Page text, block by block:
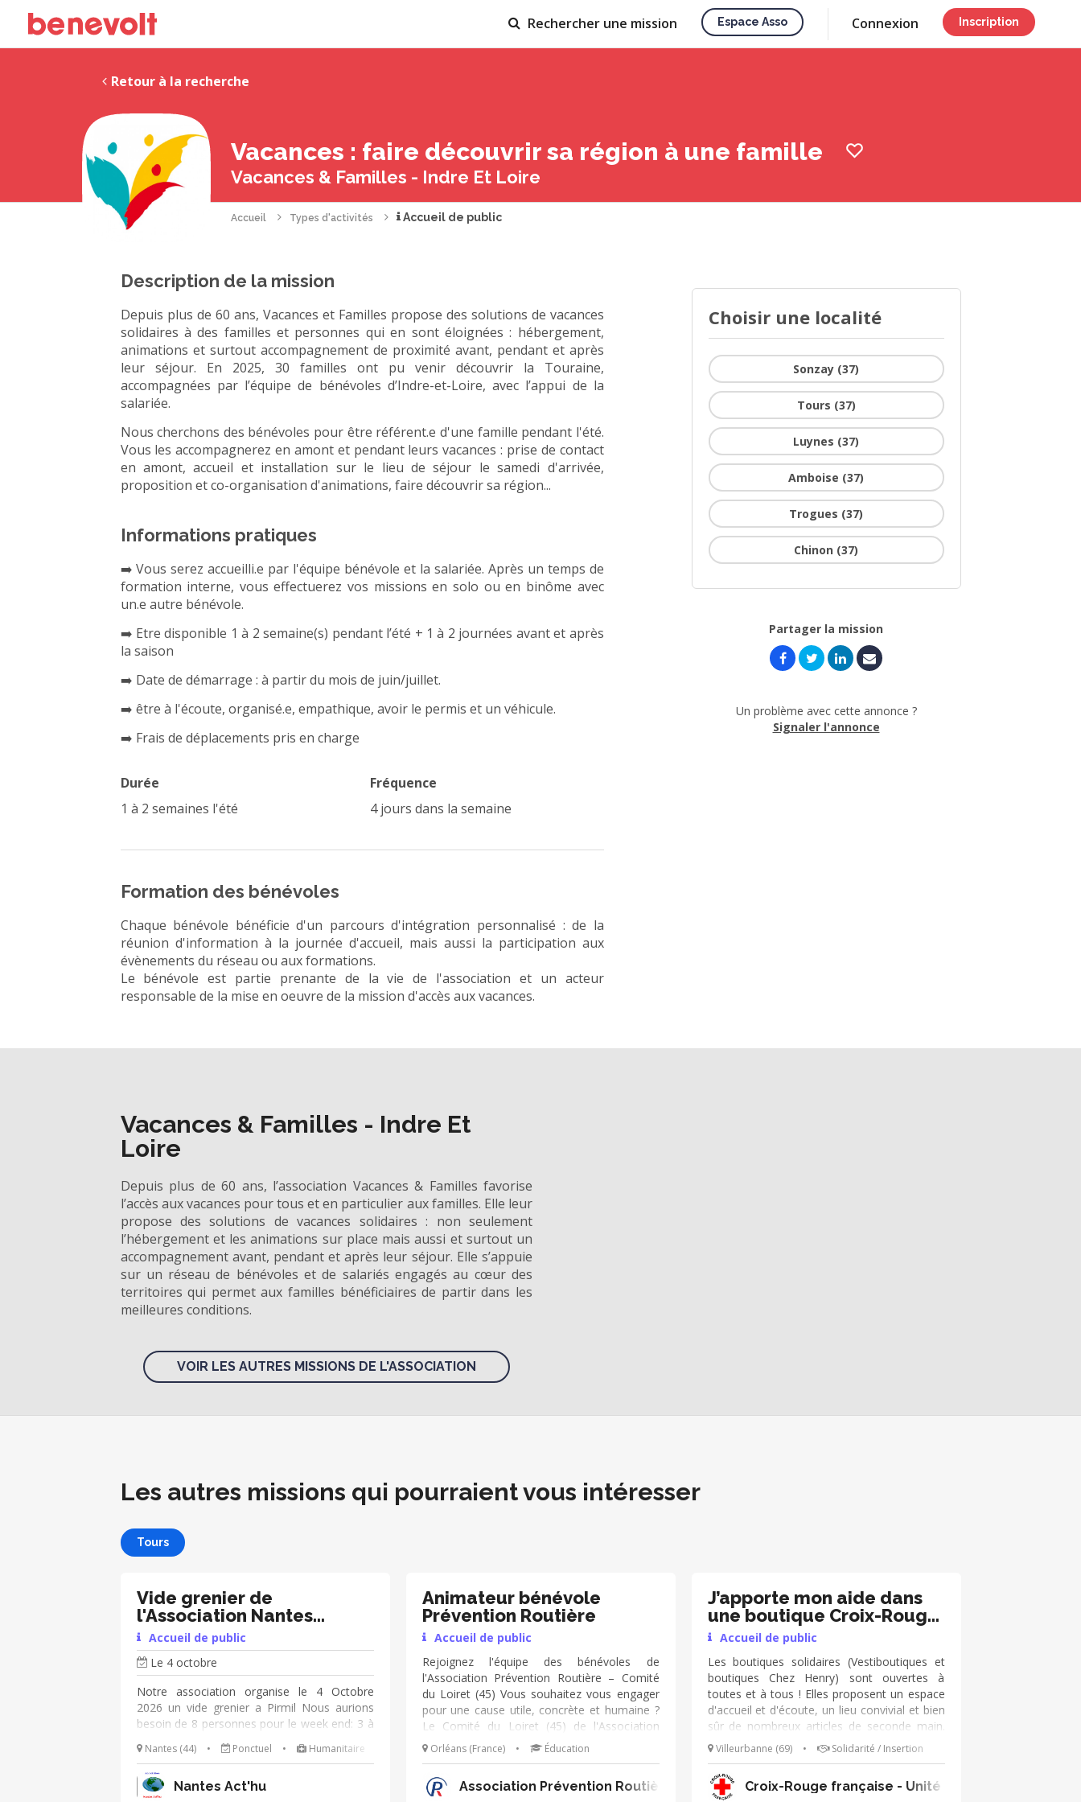
Rechercher une mission Espace Asso Connexion Inscription
Retour à la recherche
Vacances : faire découvrir sa région à une famille
Vacances & Familles - Indre Et Loire
Accueil Types d'activités Accueil de public
Description de la mission
Depuis plus de 60 ans, Vacances et Familles propose des solutions de vacances
solidaires à des familles et personnes qui en sont éloignées : hébergement,
animations et surtout accompagnement de proximité avant, pendant et après
leur séjour. En 2025, 30 familles ont pu venir découvrir la Touraine,
accompagnées par l’équipe de bénévoles d’Indre-et-Loire, avec l’appui de la
salariée.
Nous cherchons des bénévoles pour être référent.e d'une famille pendant l'été.
Vous les accompagnerez en amont et pendant leurs vacances : prise de contact
en amont, accueil et installation sur le lieu de séjour le samedi d'arrivée,
proposition et co-organisation d'animations, faire découvrir sa région...
Informations pratiques
➡️ Vous serez accueilli.e par l'équipe bénévole et la salariée. Après un temps de
formation interne, vous effectuerez vos missions en solo ou en binôme avec
un.e autre bénévole.
➡️ Etre disponible 1 à 2 semaine(s) pendant l’été + 1 à 2 journées avant et après
la saison
➡️ Date de démarrage : à partir du mois de juin/juillet.
➡️ être à l'écoute, organisé.e, empathique, avoir le permis et un véhicule.
➡️ Frais de déplacements pris en charge
Durée
1 à 2 semaines l'été
Fréquence
4 jours dans la semaine
Formation des bénévoles
Chaque bénévole bénéficie d'un parcours d'intégration personnalisé : de la
réunion d'information à la journée d'accueil, mais aussi la participation aux
évènements du réseau ou aux formations.
Le bénévole est partie prenante de la vie de l'association et un acteur
responsable de la mise en oeuvre de la mission d'accès aux vacances.
Choisir une localité
Sonzay (37)
Tours (37)
Luynes (37)
Amboise (37)
Trogues (37)
Chinon (37)
Partager la mission
Un problème avec cette annonce ?
Signaler l'annonce
Vacances & Familles - Indre Et
Loire
Depuis plus de 60 ans, l’association Vacances & Familles favorise
l’accès aux vacances pour tous et en particulier aux familles. Elle leur
propose des solutions de vacances solidaires : non seulement
l’hébergement et les animations sur place mais aussi et surtout un
accompagnement avant, pendant et après leur séjour. Elle s’appuie
sur un réseau de bénévoles et de salariés engagés au cœur des
territoires qui permet aux familles bénéficiaires de partir dans les
meilleures conditions.
VOIR LES AUTRES MISSIONS DE L'ASSOCIATION
Les autres missions qui pourraient vous intéresser
Tours
Vide grenier de
l'Association Nantes
Act'Hu
Accueil de public
Le 4 octobre
Notre association organise le 4 Octobre
2026 un vide grenier a Pirmil Nous aurions
besoin de 8 personnes pour le week end: 3 à
4 personnes le samedi 3 Octobre de 16 h a
20h 30 pour faire de la surveillance de
parking afin d’empêcher les gens de se garer
sous le parking de Pirmil (horaires a
Nantes (44) • Ponctuel • Humanitaire
Nantes Act'hu
Animateur bénévole
Prévention Routière
Accueil de public
Rejoignez l'équipe des bénévoles de
l'Association Prévention Routière – Comité
du Loiret (45) Vous souhaitez vous engager
pour une cause utile, concrète et humaine ?
Le Comité du Loiret (45) de l'Association
Prévention Routière recherche de nouveaux
bénévoles pour participer à ses actions de
sensibilisation partout dans le département.
Nos missions Nous intervenons auprès de
Orléans (France) • Éducation
Association Prévention Routière Centre-Val de Loire
J’apporte mon aide dans
une boutique Croix-Rouge
👕Accueil de public
Les boutiques solidaires (Vestiboutiques et
boutiques Chez Henry) sont ouvertes à
toutes et à tous ! Elles proposent un espace
d'accueil et d'écoute, un lieu convivial et bien
sûr de nombreux articles de seconde main.
En tant que bénévoles, tes missions sont : ➔
Accueillir les publics (clients, donateurs,
personnes accompagnées) et présenter la
boutique ➔ Veiller au bon
Villeurbanne (69) • Solidarité / Insertion
Croix-Rouge française - Unité Locale Villeurbanne